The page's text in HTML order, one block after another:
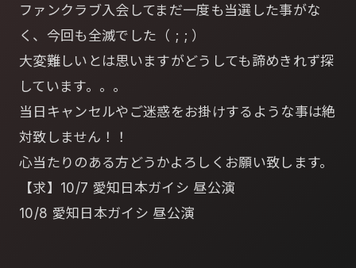
ファンクラブ入会してまだ一度も当選した事がな
く、今回も全滅でした（ ; ; ）
大変難しいとは思いますがどうしても諦めきれず探
しています。。。
当日キャンセルやご迷惑をお掛けするような事は絶
対致しません！！
心当たりのある方どうかよろしくお願い致します。
【求】10/7 愛知日本ガイシ 昼公演
10/8 愛知日本ガイシ 昼公演